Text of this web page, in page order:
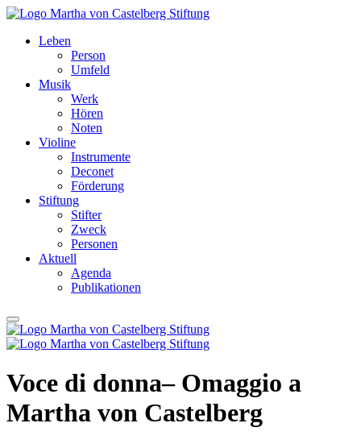
Leben
Person
Umfeld
Musik
Werk
Hören
Noten
Violine
Instrumente
Deconet
Förderung
Stiftung
Stifter
Zweck
Personen
Aktuell
Agenda
Publikationen
Voce di donna– Omaggio a
Martha von Castelberg